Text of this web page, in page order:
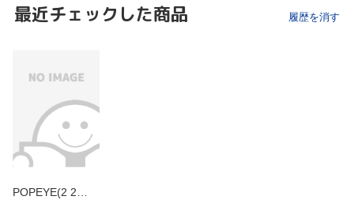
最近チェックした商品 履歴を消す
POPEYE(2 2…